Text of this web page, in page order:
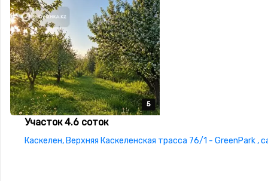
5
5
5
5
5
Участок 4.6 соток
Каскелен, Верхняя Каскеленская трасса 76/1 - GreenPark ,